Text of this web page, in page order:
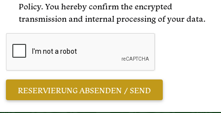
Policy. You hereby confirm the encrypted
transmission and internal processing of your data.